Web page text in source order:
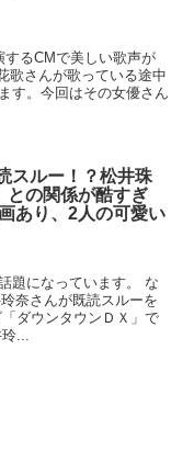
るCMで美しい歌声が
歌さんが歌っている途中
す。今回はその女優さん
スルー！？松井珠
との関係が酷すぎ
あり、2人の可愛い
題になっています。 な
奈さんが既読スルーを
ダウンタウンＤＸ」で
...